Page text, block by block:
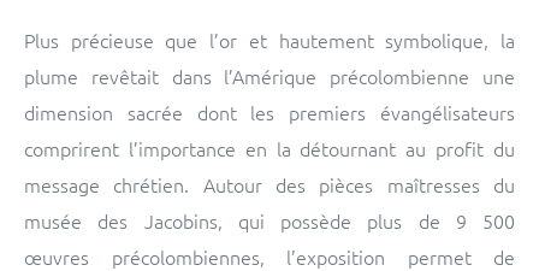
Plus précieuse que l’or et hautement symbolique, la
plume revêtait dans l’Amérique précolombienne une
dimension sacrée dont les premiers évangélisateurs
comprirent l’importance en la détournant au profit du
message chrétien. Autour des pièces maîtresses du
musée des Jacobins, qui possède plus de 9 500
œuvres précolombiennes, l’exposition permet de